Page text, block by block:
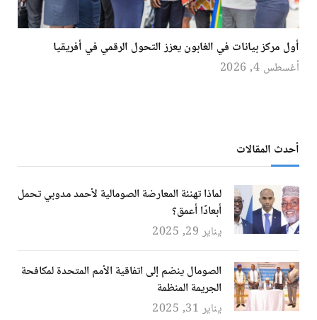
أول مركز بيانات في الغابون يعزز التحول الرقمي في أفريقيا
أغسطس 4, 2026
أحدث المقالات
لماذا تهنئة المعارضة الصومالية لأحمد مدوبي تحمل
أبعادًا أعمق؟
يناير 29, 2025
الصومال ينضم إلى اتفاقية الأمم المتحدة لمكافحة
الجريمة المنظمة
يناير 31, 2025